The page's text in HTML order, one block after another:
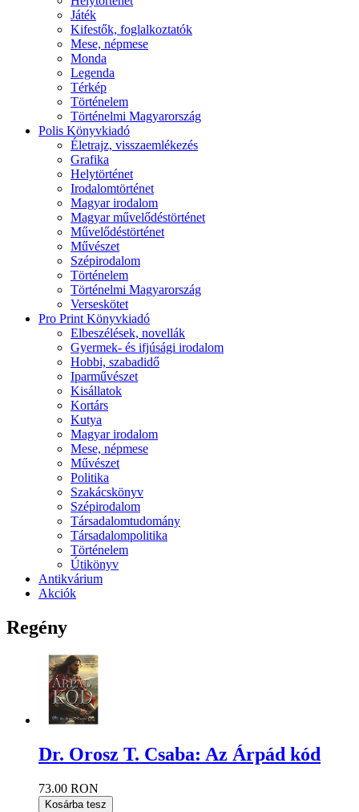
Játék
Kifestők, foglalkoztatók
Mese, népmese
Monda
Legenda
Térkép
Történelem
Történelmi Magyarország
Polis Könyvkiadó
Életrajz, visszaemlékezés
Grafika
Helytörténet
Irodalomtörténet
Magyar irodalom
Magyar művelődéstörténet
Művelődéstörténet
Művészet
Szépirodalom
Történelem
Történelmi Magyarország
Verseskötet
Pro Print Könyvkiadó
Elbeszélések, novellák
Gyermek- és ifjúsági irodalom
Hobbi, szabadidő
Iparművészet
Kisállatok
Kortárs
Kutya
Magyar irodalom
Mese, népmese
Művészet
Politika
Szakácskönyv
Szépirodalom
Társadalomtudomány
Társadalompolitika
Történelem
Útikönyv
Antikvárium
Akciók
Regény
Dr. Orosz T. Csaba: Az Árpád kód
73.00 RON
Kosárba tesz